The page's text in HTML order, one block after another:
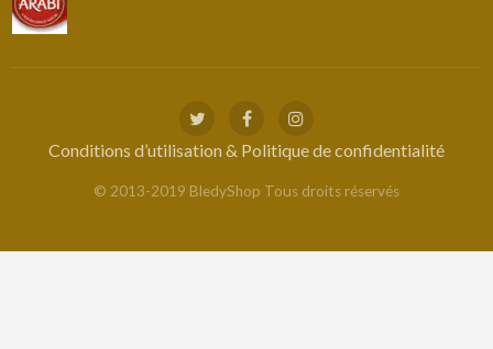
Conditions d’utilisation & Politique de confidentialité
© 2013-2019 BledyShop Tous droits réservés